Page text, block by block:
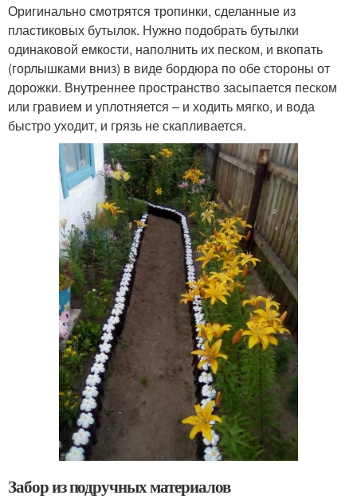
Оригинально смотрятся тропинки, сделанные из
пластиковых бутылок. Нужно подобрать бутылки
одинаковой емкости, наполнить их песком, и вкопать
(горлышками вниз) в виде бордюра по обе стороны от
дорожки. Внутреннее пространство засыпается песком
или гравием и уплотняется – и ходить мягко, и вода
быстро уходит, и грязь не скапливается.
Забор из подручных материалов